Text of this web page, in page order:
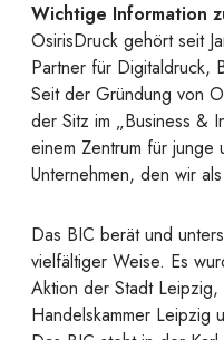
Wichtige Information
OsirisDruck gehört seit
Partner für Digitaldruck,
Seit der Gründung von
der Sitz im „Business &
einem Zentrum für junge
Unternehmen, den wir
Das BIC berät und
vielfältiger Weise. Es
Aktion der Stadt
Handelskammer Leipzig